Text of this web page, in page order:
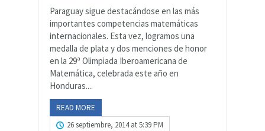
Paraguay sigue destacándose en las más
importantes competencias matemáticas
internacionales. Esta vez, logramos una
medalla de plata y dos menciones de honor
en la 29ª Olimpiada Iberoamericana de
Matemática, celebrada este año en
Honduras....
READ MORE
26 septiembre, 2014 at 5:39 PM